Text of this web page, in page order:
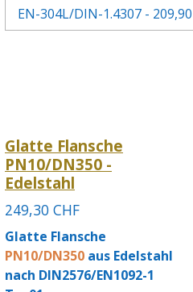
Glatte Flansche
PN10/DN350 -
Edelstahl
249,30 CHF
Glatte Flansche
PN10/DN350 aus Edelstahl
nach DIN2576/EN1092-1